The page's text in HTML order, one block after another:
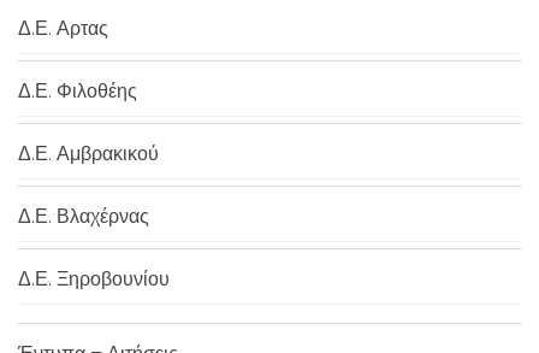
Δ.Ε. Αρτας
Δ.Ε. Φιλοθέης
Δ.Ε. Αμβρακικού
Δ.Ε. Βλαχέρνας
Δ.Ε. Ξηροβουνίου